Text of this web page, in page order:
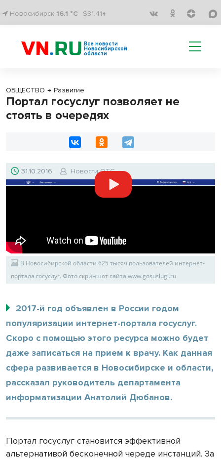
Новосибирск 16.1 °C $81.41↑
Все новости
Новосибирской
области
ОБЩЕСТВО → Развитие
Портал госуслуг позволяет не
стоять в очередях
31.10.2016 Новости ОТС
В Новосибирской области 625 тысяч пользователей интернет-
портала госуслуг. Фото скриншот сайта www.gosuslugi.ru
2017-й год объявлен в России годом
популяризации интернет-портала госуслуг.
Скоро с помощью этого ресурса можно будет
даже записаться на прием к врачу. Как данная
сфера развивается в Новосибирске и области,
рассказал руководитель департамента
информатизации Анатолий Дюбанов.
Портал госуслуг становится эффективной
альтернативой бесконечной череде инстанций. За